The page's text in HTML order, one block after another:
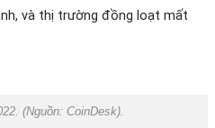
và thị trường đồng loạt mất
(Nguồn: CoinDesk).